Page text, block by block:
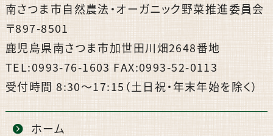
南さつま市自然農法・オーガニック野菜推進委員会
〒897-8501
鹿児島県南さつま市加世田川畑2648番地
TEL:0993-76-1603 FAX:0993-52-0113
受付時間 8:30〜17:15（土日祝・年末年始を除く）
ホーム